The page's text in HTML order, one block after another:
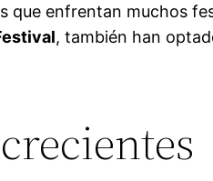
que enfrentan muchos
, también han